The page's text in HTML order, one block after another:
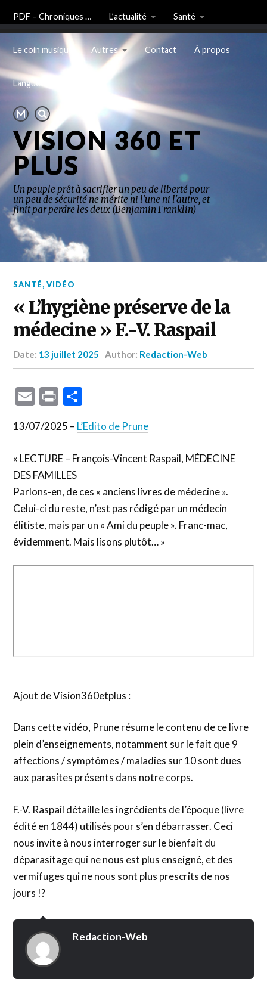
PDF – Chroniques … L’actualité Santé
Le coin musique Autres Contact À propos
Langue
VISION 360 ET
PLUS
Un peuple prêt à sacrifier un peu de liberté pour
un peu de sécurité ne mérite ni l'une ni l'autre, et
finit par perdre les deux (Benjamin Franklin)
SANTÉ,VIDÉO
« L’hygiène préserve de la
médecine » F.-V. Raspail
Date: 13 juillet 2025 Author: Redaction-Web
Email
Print
13/07/2025 – L’Edito de Prune
« LECTURE – François-Vincent Raspail, MÉDECINE
DES FAMILLES
Parlons-en, de ces « anciens livres de médecine ».
Celui-ci du reste, n’est pas rédigé par un médecin
élitiste, mais par un « Ami du peuple ». Franc-mac,
évidemment. Mais lisons plutôt… »
Ajout de Vision360etplus :
Dans cette vidéo, Prune résume le contenu de ce livre
plein d’enseignements, notamment sur le fait que 9
affections / symptômes / maladies sur 10 sont dues
aux parasites présents dans notre corps.
F.-V. Raspail détaille les ingrédients de l’époque (livre
édité en 1844) utilisés pour s’en débarrasser. Ceci
nous invite à nous interroger sur le bienfait du
déparasitage qui ne nous est plus enseigné, et des
vermifuges qui ne nous sont plus prescrits de nos
jours !?
Redaction-Web